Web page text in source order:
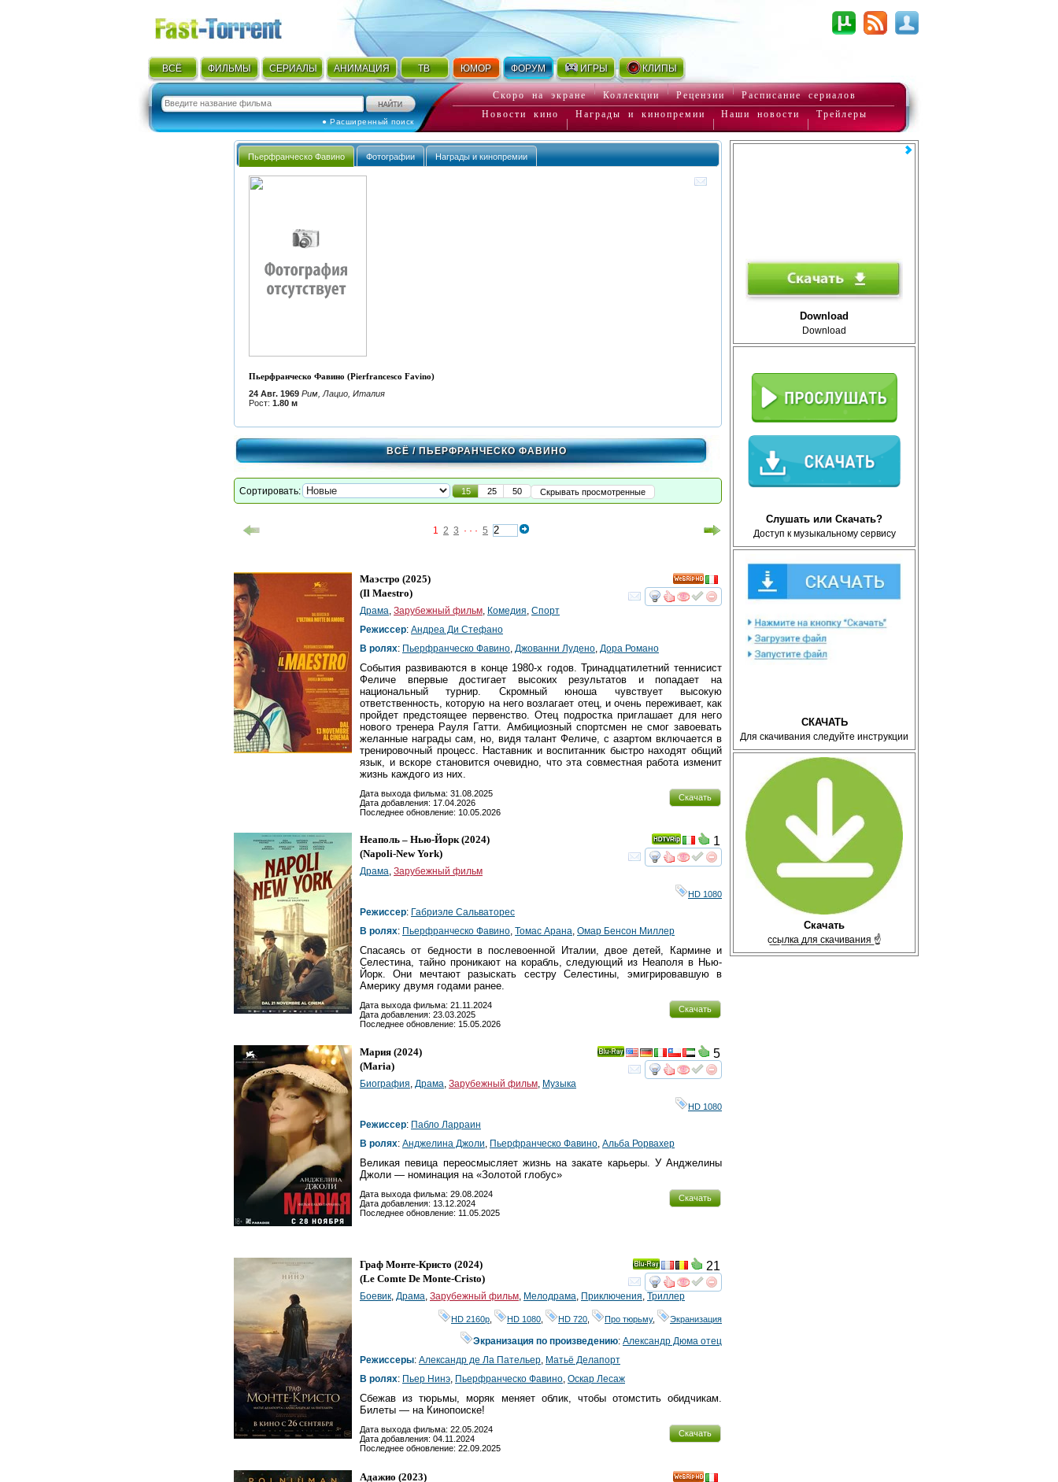
ВСЁ ФИЛЬМЫ СЕРИАЛЫ АНИМАЦИЯ ТВ ЮМОР ФОРУМ ИГРЫ КЛИПЫ
● Расширенный поиск
Скоро на экране Коллекции Рецензии
Расписание сериалов
Новости кино
Награды и кинопремии Наши новости Трейлеры
Download
Download
Слушать или Скачать?
Доступ к музыкальному сервису
СКАЧАТЬ
Для скачивания следуйте инструкции
Скачать
с̲с̲ы̲л̲к̲а̲ ̲д̲л̲я̲ ̲с̲к̲а̲ч̲и̲в̲а̲н̲и̲я̲ ☝
Пьерфранческо Фавино Фотографии Награды и кинопремии
Пьерфранческо Фавино (Pierfrancesco Favino)
24 Авг. 1969 Рим, Лацио, Италия
Рост: 1.80 м
ВСЁ/ ПЬЕРФРАНЧЕСКО ФАВИНО
Сортировать: 15 25 50 Скрывать просмотренные
1 2 3 · · · 5
смотретьинтересует
HD
Маэстро (2025)
(Il Maestro)
Драма, Зарубежный фильм, Комедия, Спорт
Режиссер: Андреа Ди Стефано
В ролях: Пьерфранческо Фавино, Джованни Лудено, Дора Романо
События развиваются в конце 1980-х годов. Тринадцатилетний теннисист
Феличе впервые достигает высоких результатов и попадает на
национальный турнир. Скромный юноша чувствует высокую
ответственность, которую на него возлагает отец, и очень переживает, как
пройдет предстоящее первенство. Отец подростка приглашает для него
нового тренера Рауля Гатти. Амбициозный спортсмен не смог завоевать
желанные награды сам, но, видя талант Феличе, с азартом включается в
тренировочный процесс. Наставник и воспитанник быстро находят общий
язык, и вскоре становится очевидно, что эта совместная работа изменит
жизнь каждого из них.
Скачать
Дата выхода фильма: 31.08.2025
Дата добавления: 17.04.2026
Последнее обновление: 10.05.2026
смотретьинтересует
1
Неаполь – Нью-Йорк (2024)
(Napoli-New York)
Драма, Зарубежный фильм
HD 1080
Режиссер: Габриэле Сальваторес
В ролях: Пьерфранческо Фавино, Томас Арана, Омар Бенсон Миллер
Спасаясь от бедности в послевоенной Италии, двое детей, Кармине и
Селестина, тайно проникают на корабль, следующий из Неаполя в Нью-
Йорк. Они мечтают разыскать сестру Селестины, эмигрировавшую в
Америку двумя годами ранее.
Скачать
Дата выхода фильма: 21.11.2024
Дата добавления: 23.03.2025
Последнее обновление: 15.05.2026
смотретьинтересует
5
Мария (2024)
(Maria)
Биография, Драма, Зарубежный фильм, Музыка
HD 1080
Режиссер: Пабло Ларраин
В ролях: Анджелина Джоли, Пьерфранческо Фавино, Альба Рорвахер
Великая певица переосмысляет жизнь на закате карьеры. У Анджелины
Джоли — номинация на «Золотой глобус»
Скачать
Дата выхода фильма: 29.08.2024
Дата добавления: 13.12.2024
Последнее обновление: 11.05.2025
смотретьинтересует
Ray
21
Граф Монте-Кристо (2024)
(Le Comte De Monte-Cristo)
Боевик, Драма, Зарубежный фильм, Мелодрама, Приключения, Триллер
HD 2160р HD 1080 HD 720 Про тюрьму, Экранизация
Экранизация по произведению: Александр Дюма отец
Режиссеры: Александр де Ла Пательер, Матьё Делапорт
В ролях: Пьер Нинэ, Пьерфранческо Фавино, Оскар Лесаж
Сбежав из тюрьмы, моряк меняет облик, чтобы отомстить обидчикам.
Билеты — на Кинопоиске!
Скачать
Дата выхода фильма: 22.05.2024
Дата добавления: 04.11.2024
Последнее обновление: 22.09.2025
Адажио (2023)